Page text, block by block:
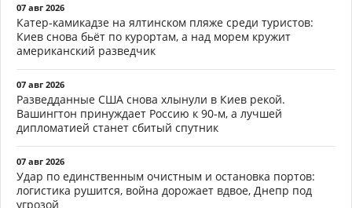
07 авг 2026
Катер-камикадзе на ялтинском пляже среди туристов:
Киев снова бьёт по курортам, а над морем кружит
американский разведчик
07 авг 2026
Разведданные США снова хлынули в Киев рекой.
Вашингтон принуждает Россию к 90-м, а лучшей
дипломатией станет сбитый спутник
07 авг 2026
Удар по единственным очистным и остановка портов:
логистика рушится, война дорожает вдвое, Днепр под
угрозой